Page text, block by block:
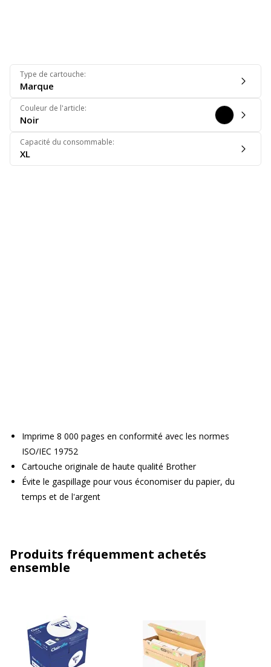
Type de cartouche:
Marque
Couleur de l'article:
Noir
Capacité du consommable:
XL
Imprime 8 000 pages en conformité avec les normes
ISO/IEC 19752
Cartouche originale de haute qualité Brother
Évite le gaspillage pour vous économiser du papier, du
temps et de l'argent
Produits fréquemment achetés
ensemble